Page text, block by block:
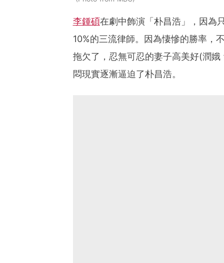
李鍾碩在劇中飾演「朴昌浩」，因為
10%的三流律師。因為悽慘的勝率，
拖欠了，忍無可忍的妻子高美好(潤
悶現實逐漸逼迫了朴昌浩。